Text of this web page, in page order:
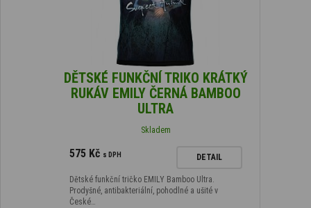
DĚTSKÉ FUNKČNÍ TRIKO KRÁTKÝ
RUKÁV EMILY ČERNÁ BAMBOO
ULTRA
Skladem
575 Kč s DPH DETAIL
Dětské funkční tričko EMILY Bamboo Ultra.
Prodyšné, antibakteriální, pohodlné a ušité v
České…